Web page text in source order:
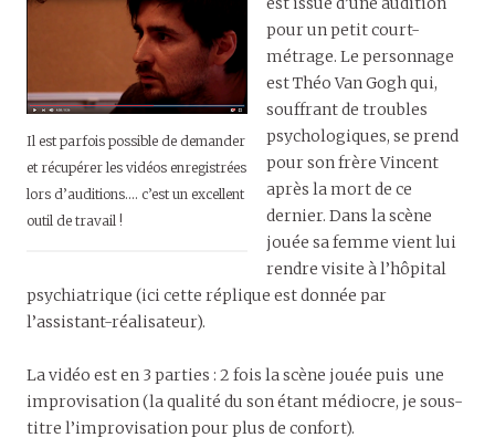
Il est parfois possible de demander
et récupérer les vidéos enregistrées
lors d’auditions…. c’est un excellent
outil de travail !
pour un petit court-
métrage. Le personnage
est Théo Van Gogh qui,
souffrant de troubles
psychologiques, se prend
pour son frère Vincent
après la mort de ce
dernier. Dans la scène
jouée sa femme vient lui
rendre visite à l’hôpital
psychiatrique (ici cette réplique est donnée par
l’assistant-réalisateur).
La vidéo est en 3 parties : 2 fois la scène jouée puis une
improvisation (la qualité du son étant médiocre, je sous-
titre l’improvisation pour plus de confort).